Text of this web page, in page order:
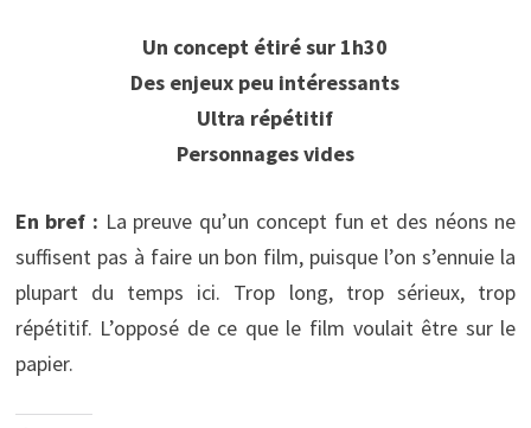
Un concept étiré sur 1h30
Des enjeux peu intéressants
Ultra répétitif
Personnages vides
En bref : La preuve qu’un concept fun et des néons ne
suffisent pas à faire un bon film, puisque l’on s’ennuie la
plupart du temps ici. Trop long, trop sérieux, trop
répétitif. L’opposé de ce que le film voulait être sur le
papier.